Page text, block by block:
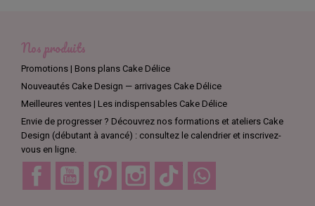
Nos produits
Promotions | Bons plans Cake Délice
Nouveautés Cake Design — arrivages Cake Délice
Meilleures ventes | Les indispensables Cake Délice
Envie de progresser ? Découvrez nos formations et ateliers Cake
Design (débutant à avancé) : consultez le calendrier et inscrivez-
vous en ligne.
Facebook YouTube Pinterest Instagram TikTok